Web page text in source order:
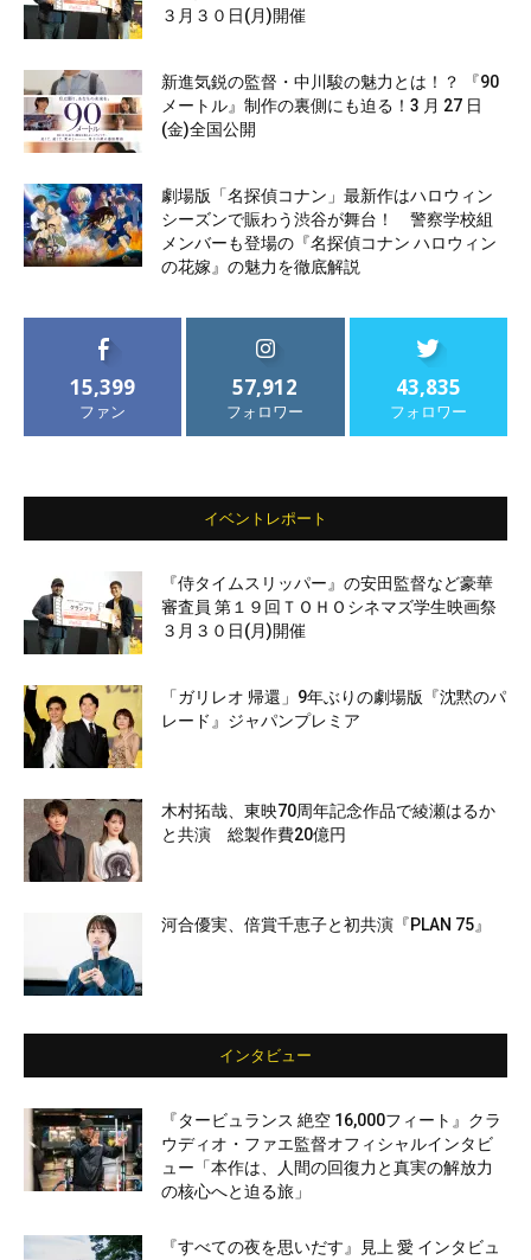
３月３０日(月)開催
新進気鋭の監督・中川駿の魅力とは！？ 『90
メートル』制作の裏側にも迫る！3 月 27 日
(金)全国公開
劇場版「名探偵コナン」最新作はハロウィン
シーズンで賑わう渋谷が舞台！ 警察学校組
メンバーも登場の『名探偵コナン ハロウィン
の花嫁』の魅力を徹底解説
15,399
ファン
57,912
フォロワー
43,835
フォロワー
イベントレポート
『侍タイムスリッパー』の安田監督など豪華
審査員 第１９回ＴＯＨＯシネマズ学生映画祭
３月３０日(月)開催
「ガリレオ 帰還」9年ぶりの劇場版『沈黙のパ
レード』ジャパンプレミア
木村拓哉、東映70周年記念作品で綾瀬はるか
と共演 総製作費20億円
河合優実、倍賞千恵子と初共演『PLAN 75』
インタビュー
『タービュランス 絶空 16,000フィート』クラ
ウディオ・ファエ監督オフィシャルインタビ
ュー「本作は、人間の回復力と真実の解放力
の核心へと迫る旅」
『すべての夜を思いだす』見上 愛 インタビュ